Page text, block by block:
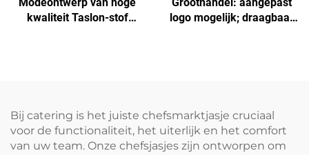
kwaliteit Taslon-stof
logo mogelijk; draagbaar
Bij catering is het juiste chefsmarktjasje cruciaal
voor de functionaliteit, het uiterlijk en het comfort
van uw team. Onze chefsjasjes zijn ontworpen om